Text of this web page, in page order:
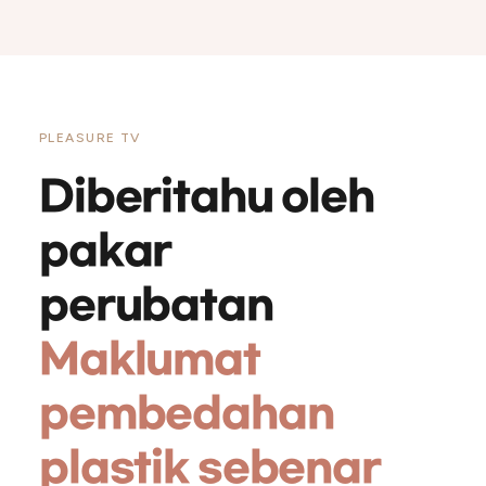
PLEASURE TV
Diberitahu oleh
pakar
perubatan
Maklumat
pembedahan
plastik sebenar